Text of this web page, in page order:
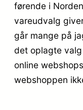
førende i
vareudvalg
går mange på
det oplagte
online
webshoppen